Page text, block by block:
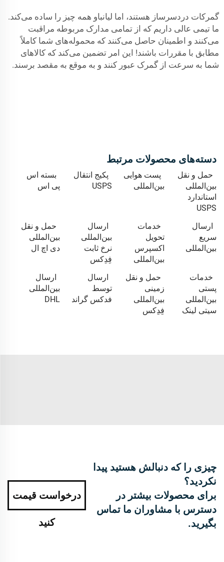
گمرکات دردسرساز هستند، اما لیانباو همه چیز را ساده می‌کند.
ما تیمی عالی داریم که از تمامی مدارک مربوطه مراقبت
می‌کنند و اطمینان حاصل می‌کنند که محموله‌های شما کاملاً
مطابق با مقررات باشند! این امر تضمین می‌کند که کالاهای
شما به سرعت از گمرک عبور کنند و به موقع به مقصد برسند.
دسته‌های محصولات مرتبط
حمل و نقل
بین‌المللی
استاندارد
USPS
پست هوایی
بین‌المللی
پکیج انتقال
USPS
بسته اس
پی اس
ارسال
سریع
بین‌المللی
خدمات
تحویل
اکسپرس
بین‌المللی
ارسال
بین‌المللی
نرخ ثابت
فِدِکس
حمل و نقل
بین‌المللی
دی اچ ال
خدمات
پستی
بین‌المللی
سیتی لینک
حمل و نقل
زمینی
بین‌المللی
فِدِکس
ارسال
توسط
فدکس گراند
ارسال
بین‌المللی
DHL
چیزی را که دنبالش هستید پیدا
نکردید؟
برای محصولات بیشتر در
دسترس با مشاوران ما تماس
بگیرید.
درخواست قیمت
کنید